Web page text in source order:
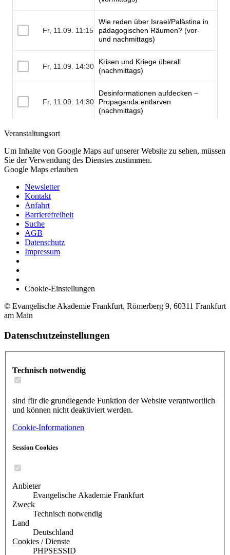
Veranstaltungsort
Um Inhalte von Google Maps auf unserer Website zu sehen, müssen
Sie der Verwendung des Dienstes zustimmen.
Google Maps erlauben
Newsletter
Kontakt
Anfahrt
Barrierefreiheit
Suche
AGB
Datenschutz
Impressum
Cookie-Einstellungen
© Evangelische Akademie Frankfurt, Römerberg 9, 60311 Frankfurt
am Main
Datenschutzeinstellungen
Technisch notwendig
sind für die grundlegende Funktion der Website verantwortlich
und können nicht deaktiviert werden.
Cookie-Informationen
Session Cookies
Anbieter
Evangelische Akademie Frankfurt
Zweck
Technisch notwendig
Land
Deutschland
Cookies / Dienste
PHPSESSID